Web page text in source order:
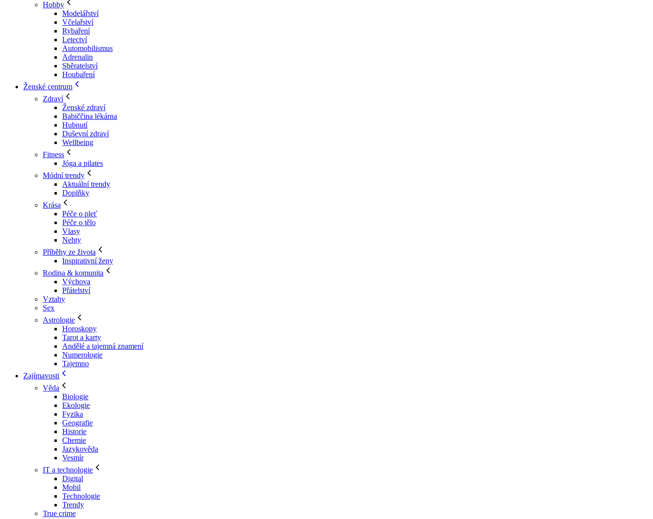
Hobby
Modelářství
Včelařství
Rybaření
Letectví
Automobilismus
Adrenalin
Sběratelství
Houbaření
Ženské centrum
Zdraví
Ženské zdraví
Babiččina lékárna
Hubnutí
Duševní zdraví
Wellbeing
Fitness
Jóga a pilates
Módní trendy
Aktuální trendy
Doplňky
Krása
Péče o pleť
Péče o tělo
Vlasy
Nehty
Příběhy ze života
Inspirativní ženy
Rodina & komunita
Výchova
Přátelství
Vztahy
Sex
Astrologie
Horoskopy
Tarot a karty
Andělé a tajemná znamení
Numerologie
Tajemno
Zajímavosti
Věda
Biologie
Ekologie
Fyzika
Geografie
Historie
Chemie
Jazykověda
Vesmír
IT a technologie
Digital
Mobil
Technologie
Trendy
True crime